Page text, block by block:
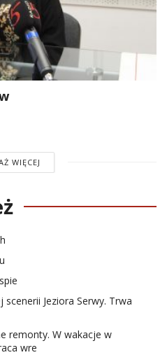
WIĘCEJ
Jeziora Serwy. Trwa
remonty. W wakacje w
wre